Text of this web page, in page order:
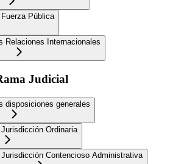
Pública
Relaciones Internacionales
Judicial
disposiciones generales
Ordinaria
Contencioso Administrativa